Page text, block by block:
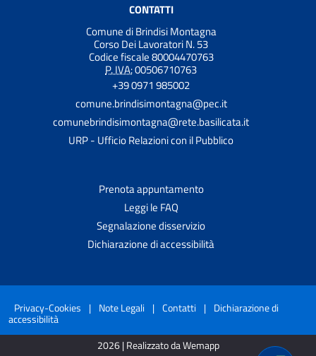
CONTATTI
Comune di Brindisi Montagna
Corso Dei Lavoratori N. 53
Codice fiscale 80004470763
P. IVA:00506710763
+39 0971 985002
comune.brindisimontagna@pec.it
comunebrindisimontagna@rete.basilicata.it
URP - Ufficio Relazioni con il Pubblico
Prenota appuntamento
Leggi le FAQ
Segnalazione disservizio
Dichiarazione di accessibilità
Privacy-Cookies | Note Legali | Contatti | Dichiarazione di
accessibilità
2026 | Realizzato da Wemapp